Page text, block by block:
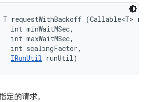
requestWithBackoff (Callable<T>
int minWaitMSec,
int maxWaitMSec,
int scalingFactor,
IRunUtil runUtil)
定的请求。